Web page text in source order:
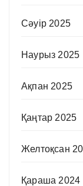
Сәуір 2025
Наурыз 2025
Ақпан 2025
Қаңтар 2025
Желтоқсан
Қараша 2024